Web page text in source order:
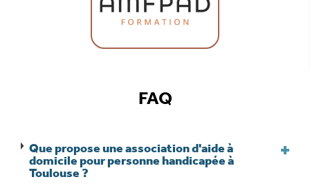
FAQ
Que propose une association d'aide à
domicile pour personne handicapée à
Toulouse ?